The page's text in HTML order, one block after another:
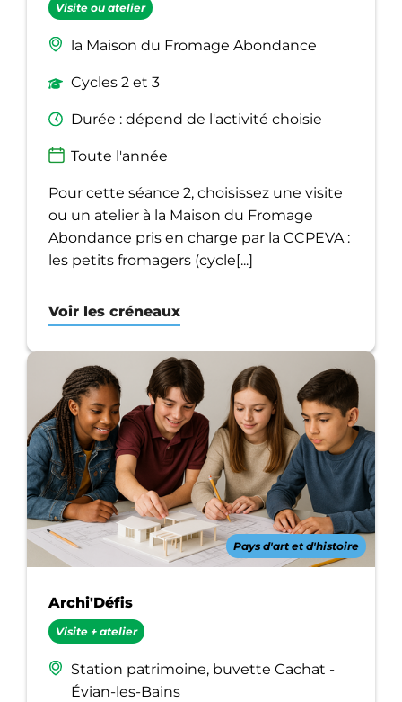
Visite ou atelier
la Maison du Fromage Abondance
Cycles 2 et 3
Durée : dépend de l'activité choisie
Toute l'année
Pour cette séance 2, choisissez une visite
ou un atelier à la Maison du Fromage
Abondance pris en charge par la CCPEVA :
les petits fromagers (cycle[...]
Voir les créneaux
Archi'Défis
Visite + atelier
Station patrimoine, buvette Cachat -
Évian-les-Bains
Pays d'art et d'histoire